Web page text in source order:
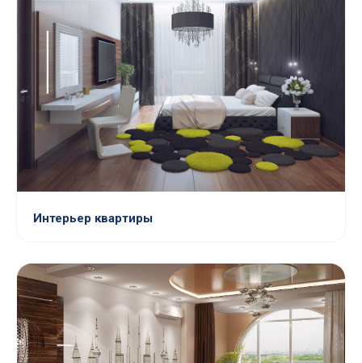
Интерьер квартиры